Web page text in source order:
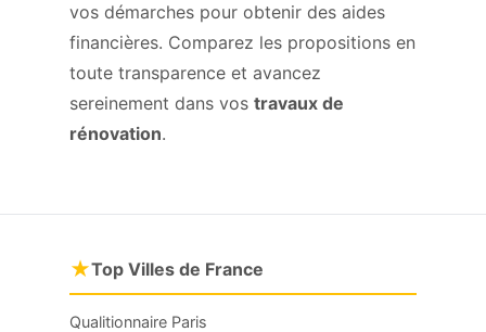
vos démarches pour obtenir des aides
financières. Comparez les propositions en
toute transparence et avancez
sereinement dans vos travaux de
rénovation.
★Top Villes de France
Qualitionnaire Paris